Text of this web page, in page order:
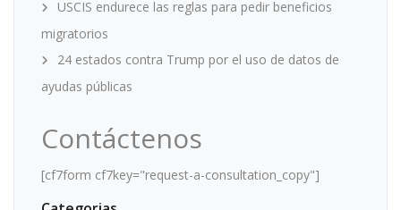
USCIS endurece las reglas para pedir beneficios
migratorios
24 estados contra Trump por el uso de datos de
ayudas públicas
Contáctenos
[cf7form cf7key="request-a-consultation_copy"]